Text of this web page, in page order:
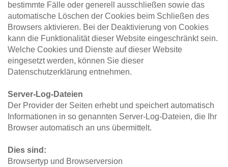
bestimmte Fälle oder generell ausschließen sowie das
automatische Löschen der Cookies beim Schließen des
Browsers aktivieren. Bei der Deaktivierung von Cookies
kann die Funktionalität dieser Website eingeschränkt sein.
Welche Cookies und Dienste auf dieser Website
eingesetzt werden, können Sie dieser
Datenschutzerklärung entnehmen.
Server-Log-Dateien
Der Provider der Seiten erhebt und speichert automatisch
Informationen in so genannten Server-Log-Dateien, die Ihr
Browser automatisch an uns übermittelt.
Dies sind:
Browsertyp und Browserversion